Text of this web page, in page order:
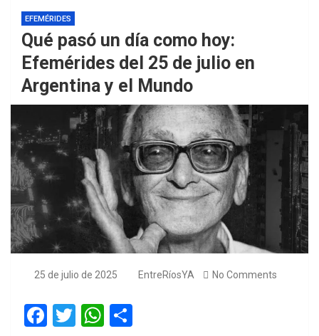
EFEMÉRIDES
Qué pasó un día como hoy:
Efemérides del 25 de julio en
Argentina y el Mundo
25 de julio de 2025 EntreRíosYA No Comments
F
T
W